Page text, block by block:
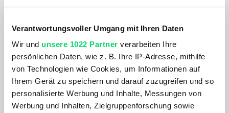
Verantwortungsvoller Umgang mit Ihren Daten
Wir und unsere 1022 Partner verarbeiten Ihre
persönlichen Daten, wie z. B. Ihre IP-Adresse, mithilfe
von Technologien wie Cookies, um Informationen auf
Ihrem Gerät zu speichern und darauf zuzugreifen und so
personalisierte Werbung und Inhalte, Messungen von
Werbung und Inhalten, Zielgruppenforschung sowie
Für Trails, Forststraßen und sportliche Touren
ALLROUND & ABENTEUER
Gravelbike
Schnell auf Asphalt, stark auf Schotter und
vielseitig im Alltag.